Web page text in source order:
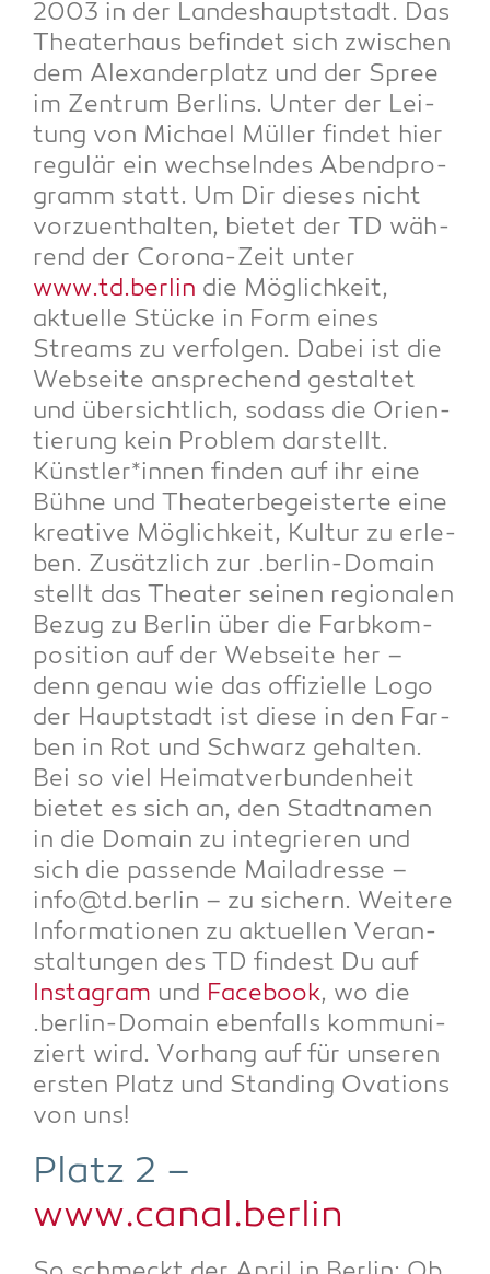
2003 in der Lan­des­haupt­stadt. Das
Thea­ter­haus befin­det sich zwi­schen
dem Alex­an­der­platz und der Spree
im Zen­trum Ber­lins. Unter der Lei­
tung von Micha­el Mül­ler fin­det hier
regu­lär ein wech­seln­des Abend­pro­
gramm statt. Um Dir die­ses nicht
vor­zu­ent­hal­ten, bie­tet der TD wäh­
rend der Coro­na-Zeit unter
www.td.berlin die Mög­lich­keit,
aktu­el­le Stü­cke in Form eines
Streams zu ver­fol­gen. Dabei ist die
Web­sei­te anspre­chend gestal­tet
und über­sicht­lich, sodass die Ori­en­
tie­rung kein Pro­blem dar­stellt.
Künstler*innen fin­den auf ihr eine
Büh­ne und Thea­ter­be­geis­ter­te eine
krea­ti­ve Mög­lich­keit, Kul­tur zu erle­
ben. Zusätz­lich zur .ber­lin-Domain
stellt das Thea­ter sei­nen regio­na­len
Bezug zu Ber­lin über die Farb­kom­
po­si­ti­on auf der Web­sei­te her –
denn genau wie das offi­zi­el­le Logo
der Haupt­stadt ist die­se in den Far­
ben in Rot und Schwarz gehal­ten.
Bei so viel Hei­mat­ver­bun­den­heit
bie­tet es sich an, den Stadt­na­men
in die Domain zu inte­grie­ren und
sich die pas­sen­de Mail­adres­se –
info@td.berlin – zu sichern. Wei­te­re
Infor­ma­tio­nen zu aktu­el­len Ver­an­
stal­tun­gen des TD fin­dest Du auf
Insta­gram und Face­book, wo die
.ber­lin-Domain eben­falls kom­mu­ni­
ziert wird. Vor­hang auf für unse­ren
ers­ten Platz und Stan­ding Ova­tions
von uns!
Platz 2 –
www.canal.berlin